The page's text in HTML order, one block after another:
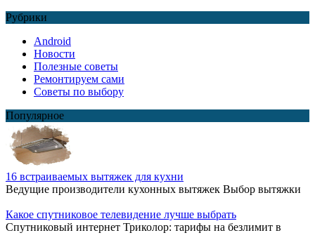
Рубрики
Android
Новости
Полезные советы
Ремонтируем сами
Советы по выбору
Популярное
16 встраиваемых вытяжек для кухни
Ведущие производители кухонных вытяжек Выбор вытяжки
Какое спутниковое телевидение лучше выбрать
Спутниковый интернет Триколор: тарифы на безлимит в